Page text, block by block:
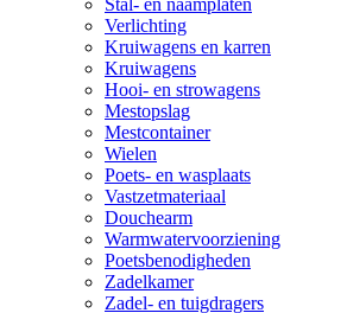
Stal- en naamplaten
Verlichting
Kruiwagens en karren
Kruiwagens
Hooi- en strowagens
Mestopslag
Mestcontainer
Wielen
Poets- en wasplaats
Vastzetmateriaal
Douchearm
Warmwatervoorziening
Poetsbenodigheden
Zadelkamer
Zadel- en tuigdragers